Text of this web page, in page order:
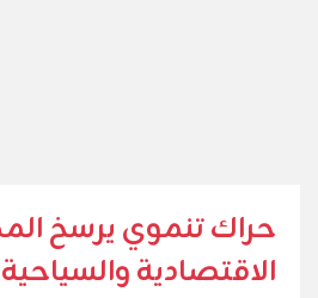
حراك تنموي يرسخ
الاقتصادية